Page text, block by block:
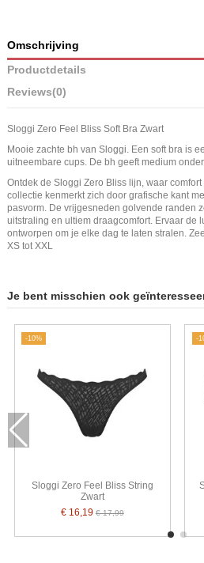
Omschrijving
Productdetails
Reviews(0)
Sloggi Zero Feel Bliss Soft Bra Zwart
Mooie zachte bh van Sloggi. Een soft bra is
uitneembare cups. De bh geeft medium
Ontdek de Sloggi Zero Bliss lijn, waar
collectie kenmerkt zich door grafische kant
pasvorm. De vrijgesneden golvende randen
uitstraling en ultiem draagcomfort. Ervaar de
ontworpen om je elke dag te laten stralen.
XS tot XXL
Je bent misschien ook
-10%
Sloggi Zero Feel Bliss String
Zwart
€ 16,19€ 17,99
-